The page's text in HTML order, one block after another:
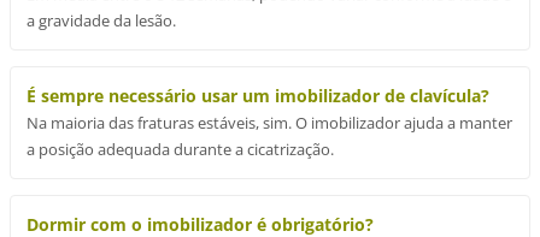
a gravidade da lesão.
É sempre necessário usar um imobilizador de clavícula?
Na maioria das fraturas estáveis, sim. O imobilizador ajuda a manter
a posição adequada durante a cicatrização.
Dormir com o imobilizador é obrigatório?